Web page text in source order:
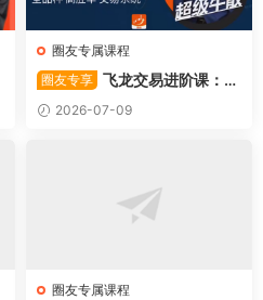
圈友专属课程
圈友专享 飞龙交易进阶课：共
振战法
2026-07-09
圈友专属课程